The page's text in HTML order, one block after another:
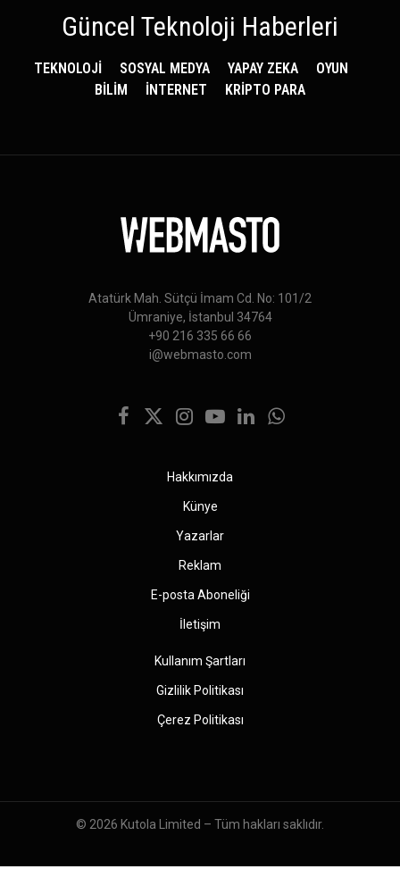
Güncel Teknoloji Haberleri
TEKNOLOJİ SOSYAL MEDYA YAPAY ZEKA
OYUN
BİLİM
İNTERNET KRİPTO PARA
Atatürk Mah. Sütçü İmam Cd. No: 101/2
Ümraniye, İstanbul 34764
+90 216 335 66 66
i@webmasto.com
Facebook
X
Instagram
YouTubeLinkedInWhatsApp
Hakkımızda
Künye
Yazarlar
Reklam
E-posta Aboneliği
İletişim
Kullanım Şartları
Gizlilik Politikası
Çerez Politikası
© 2026 Kutola Limited – Tüm hakları saklıdır.